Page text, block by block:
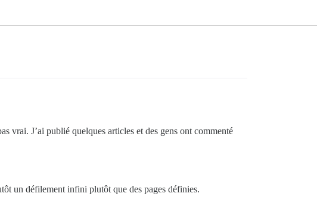
vrai. J’ai publié quelques articles et des gens ont commenté
un défilement infini plutôt que des pages définies.